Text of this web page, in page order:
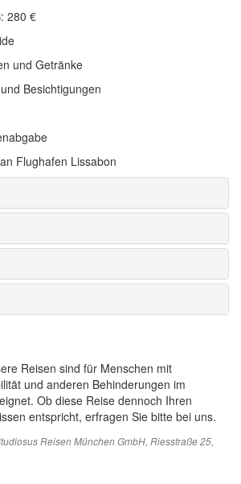
280 €
und Getränke
Besichtigungen
Flughafen Lissabon
Reisen sind für Menschen mit
und anderen Behinderungen im
Ob diese Reise dennoch Ihren
entspricht, erfragen Sie bitte bei uns.
Reisen München GmbH, Riesstraße 25,